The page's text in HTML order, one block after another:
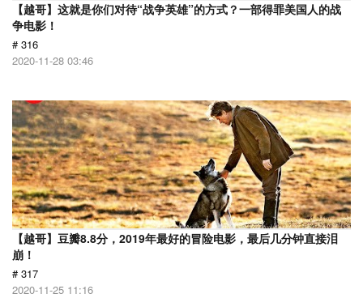
【越哥】这就是你们对待“战争英雄”的方式？一部得罪美国人的战
争电影！
# 316
2020-11-28 03:46
【越哥】豆瓣8.8分，2019年最好的冒险电影，最后几分钟直接泪
崩！
# 317
2020-11-25 11:16